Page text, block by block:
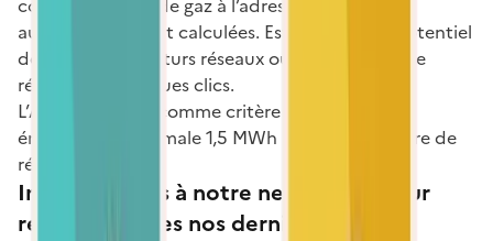
automatiquement calculées. Estimez ainsi le potentiel
de création de futurs réseaux ou d’extensions de
réseaux en quelques clics.
L’ADEME retient comme critère de densité
énergétique minimale 1,5 MWh par mètre linéaire de
réseau.
Inscrivez-vous à notre newsletter pour
recevoir toutes nos dernières infos